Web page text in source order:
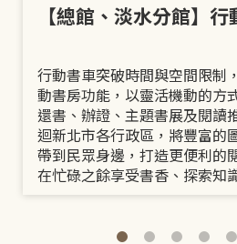
【總館、淡水分館】
行動書車突破時間與空間限制
動書房功能，以靈活機動的方
還書、辦證、主題書展及閱讀
迴新北市各行政區，將豐富的
帶到民眾身邊，打造更便利的
在忙碌之餘享受書香、探索知